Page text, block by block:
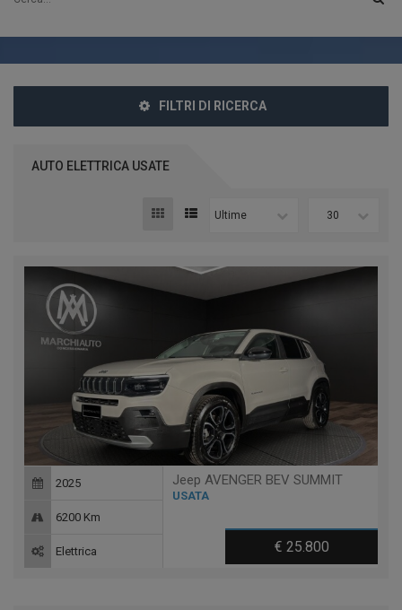
FILTRI DI RICERCA
AUTO ELETTRICA USATE
Ultime 30
Jeep AVENGER BEV SUMMIT
USATA
€ 25.800
2025
6200 Km
Elettrica